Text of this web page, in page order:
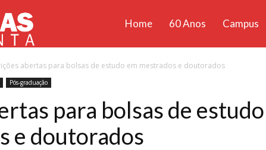
Unisanta
Home 60 Anos Campus
abertas para bolsas de estudo em mestrados e doutorados
Pós-graduação
para bolsas de estudo
e doutorados